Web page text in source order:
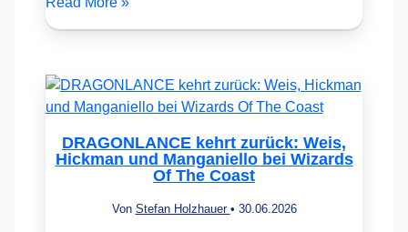
DRAGONLANCE kehrt zurück: Weis,
Hickman und Manganiello bei Wizards
Of The Coast
Von Stefan Holzhauer • 30.06.2026